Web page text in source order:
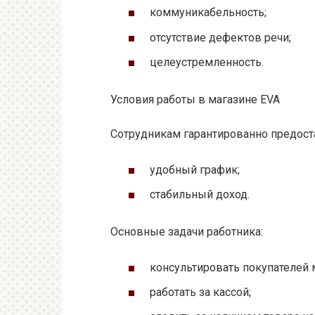
коммуникабельность;
отсутствие дефектов речи;
целеустремленность.
Условия работы в магазине EVA
Сотрудникам гарантированно
удобный график;
стабильный доход.
Основные задачи работника:
консультировать покупателей
работать за кассой;